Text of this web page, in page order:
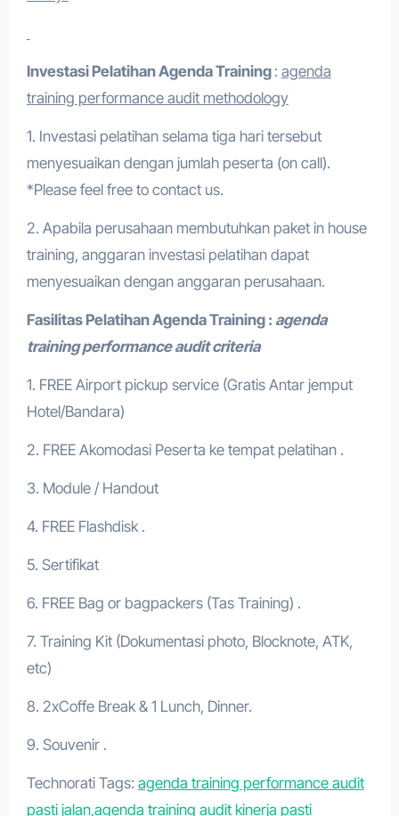
Investasi PelatihanAgenda Training : agenda
training performance audit methodology
1. Investasi pelatihan selama tiga hari tersebut
menyesuaikan dengan jumlah peserta (on call).
*Please feel free to contact us.
2. Apabila perusahaan membutuhkan paket in house
training, anggaran investasi pelatihan dapat
menyesuaikan dengan anggaran perusahaan.
Fasilitas PelatihanAgenda Training : agenda
training performance audit criteria
1. FREE Airport pickup service (Gratis Antar jemput
Hotel/Bandara)
2. FREE Akomodasi Peserta ke tempat pelatihan .
3. Module / Handout
4. FREE Flashdisk .
5. Sertifikat
6. FREE Bag or bagpackers (Tas Training) .
7. Training Kit (Dokumentasi photo, Blocknote, ATK,
etc)
8. 2xCoffe Break & 1 Lunch, Dinner.
9. Souvenir .
Technorati Tags: agenda training performance audit
pasti jalan,agenda training audit kinerja pasti